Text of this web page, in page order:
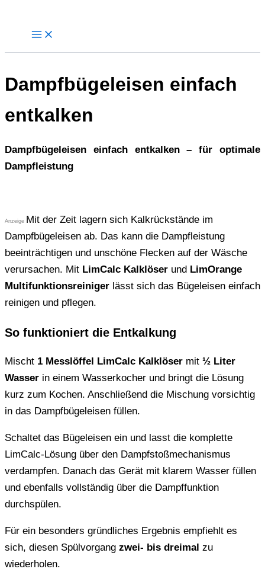
Dampfbügeleisen einfach
entkalken
Dampfbügeleisen einfach entkalken – für optimale
Dampfleistung
Anzeige Mit der Zeit lagern sich Kalkrückstände im
Dampfbügeleisen ab. Das kann die Dampfleistung
beeinträchtigen und unschöne Flecken auf der Wäsche
verursachen. Mit LimCalc Kalklöser und LimOrange
Multifunktionsreiniger lässt sich das Bügeleisen einfach
reinigen und pflegen.
So funktioniert die Entkalkung
Mischt 1 Messlöffel LimCalc Kalklöser mit ½ Liter
Wasser in einem Wasserkocher und bringt die Lösung
kurz zum Kochen. Anschließend die Mischung vorsichtig
in das Dampfbügeleisen füllen.
Schaltet das Bügeleisen ein und lasst die komplette
LimCalc-Lösung über den Dampfstoßmechanismus
verdampfen. Danach das Gerät mit klarem Wasser füllen
und ebenfalls vollständig über die Dampffunktion
durchspülen.
Für ein besonders gründliches Ergebnis empfiehlt es
sich, diesen Spülvorgang zwei- bis dreimal zu
wiederholen.